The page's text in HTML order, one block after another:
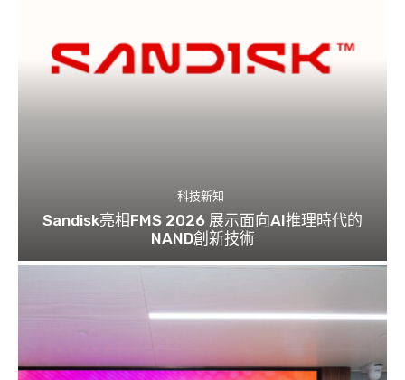
科技新知
Sandisk亮相FMS 2026 展示面向AI推理時代的
NAND創新技術